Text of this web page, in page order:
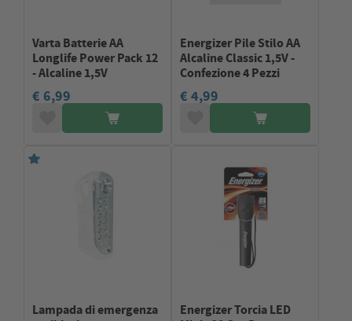
Varta Batterie AA
Longlife Power Pack 12
- Alcaline 1,5V
€ 6,99
Energizer Pile Stilo AA
Alcaline Classic 1,5V -
Confezione 4 Pezzi
€ 4,99
Lampada di emergenza
Energizer Torcia LED